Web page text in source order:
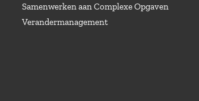
Samenwerken aan Complexe Opgaven
Verandermanagement